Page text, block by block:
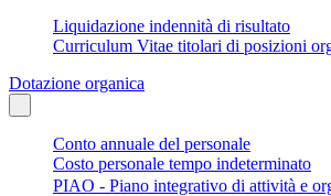
Liquidazione indennità di risultato
Curriculum Vitae titolari di posizioni
Dotazione organica
Conto annuale del personale
Costo personale tempo indeterminato
PIAO - Piano integrativo di attività e